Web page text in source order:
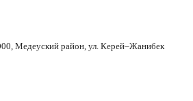
Медеуский район, ул. Керей–Жанибек